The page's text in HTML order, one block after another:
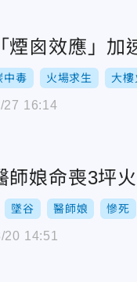
煙囪效應」加
中毒 火場求生 大樓
27 16:14
師娘命喪3坪
墜谷 醫師娘 慘死
14:51